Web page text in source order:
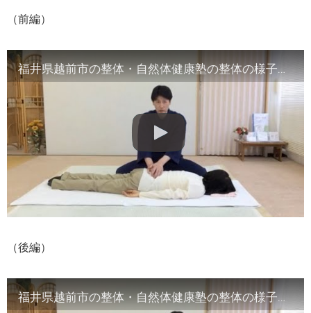
（前編）
福井県越前市の整体・自然体健康塾の整体の様子（1）背骨の観察／骨盤他
（後編）
福井県越前市の整体・自然体健康塾の整体の様子（2）腹部や首など